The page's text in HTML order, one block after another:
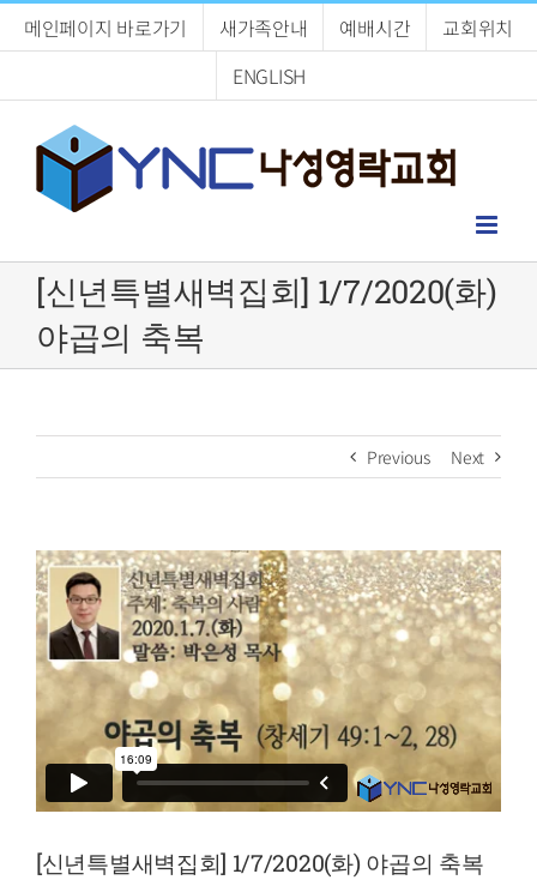
메인페이지 바로가기 새가족안내 예배시간
교회위치
ENGLISH
[신년특별새벽집회] 1/7/2020(화)
야곱의 축복
Previous Next
[신년특별새벽집회] 1/7/2020(화) 야곱의 축복